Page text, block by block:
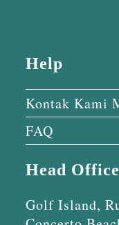
Help
Kontak Kami
FAQ
Head Office
Golf Island,